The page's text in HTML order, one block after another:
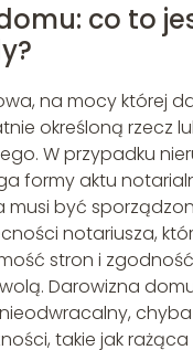
co to
na mocy której
określoną rzecz
W przypadku
formy aktu
musi być
notariusza,
stron i zgodność
Darowizna
takie jak rażąca